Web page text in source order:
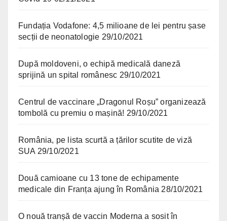
Fundația Vodafone: 4,5 milioane de lei pentru șase
secții de neonatologie 29/10/2021
După moldoveni, o echipă medicală daneză
sprijină un spital românesc 29/10/2021
Centrul de vaccinare „Dragonul Roșu” organizează
tombolă cu premiu o mașină! 29/10/2021
România, pe lista scurtă a țărilor scutite de viză
SUA 29/10/2021
Două camioane cu 13 tone de echipamente
medicale din Franța ajung în România 28/10/2021
O nouă tranșă de vaccin Moderna a sosit în